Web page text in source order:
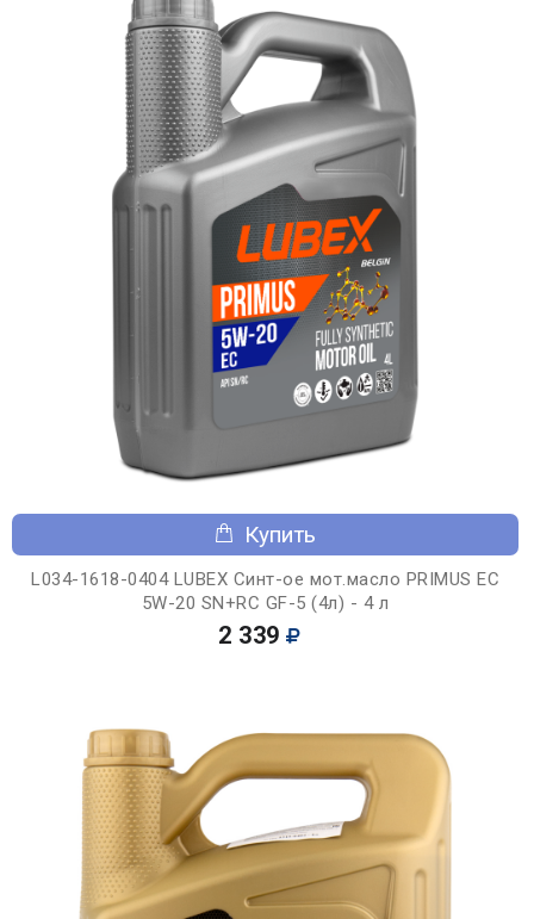
Купить
L034-1618-0404 LUBEX Синт-ое мот.масло PRIMUS EC
5W-20 SN+RC GF-5 (4л) - 4 л
2 339